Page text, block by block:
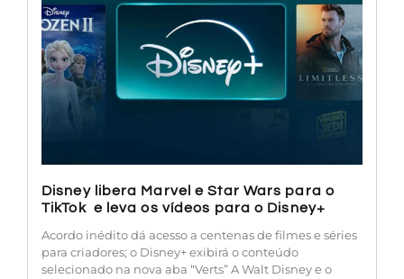
Disney libera Marvel e Star Wars para o
TikTok e leva os vídeos para o Disney+
Acordo inédito dá acesso a centenas de filmes e séries
para criadores; o Disney+ exibirá o conteúdo
selecionado na nova aba “Verts” A Walt Disney e o